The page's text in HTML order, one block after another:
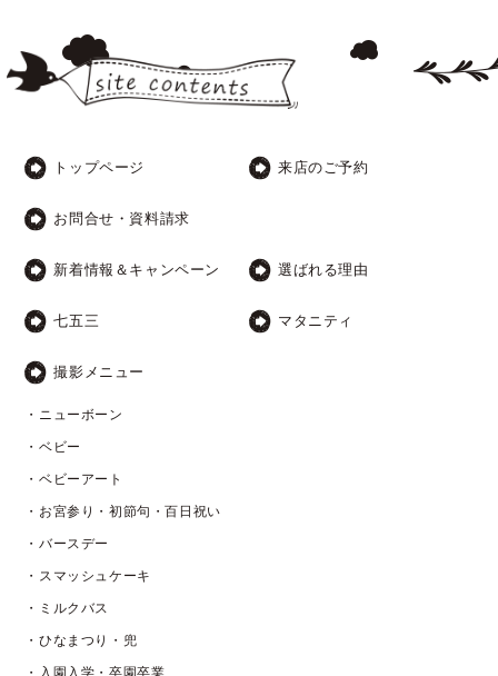
トップページ 来店のご予約
お問合せ・資料請求
新着情報＆キャンペーン 選ばれる理由
七五三 マタニティ
撮影メニュー
・ニューボーン
・ベビー
・ベビーアート
・お宮参り・初節句・百日祝い
・バースデー
・スマッシュケーキ
・ミルクバス
・ひなまつり・兜
・入園入学・卒園卒業